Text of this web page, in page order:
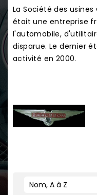
La Société des usines
était une entreprise
l'automobile,
disparue. Le dernier
activité en 2000.
Nom, A à Z